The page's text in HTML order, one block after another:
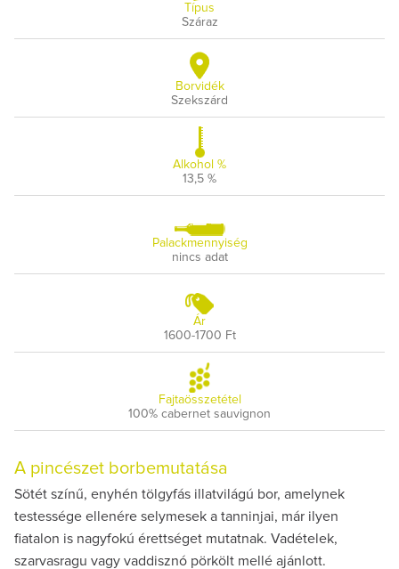
Típus
Száraz
Borvidék
Szekszárd
Alkohol %
13,5 %
Palackmennyiség
nincs adat
Ár
1600-1700 Ft
Fajtaösszetétel
100% cabernet sauvignon
A pincészet borbemutatása
Sötét színű, enyhén tölgyfás illatvilágú bor, amelynek
testessége ellenére selymesek a tanninjai, már ilyen
fiatalon is nagyfokú érettséget mutatnak. Vadételek,
szarvasragu vagy vaddisznó pörkölt mellé ajánlott.